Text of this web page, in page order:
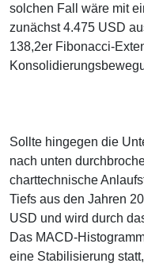
solchen Fall wäre mit
zunächst 4.475 USD
138,2er Fibonacci-
Sollte hingegen die
nach unten
charttechnische
Tiefs aus den Jahren
USD und wird durch
Das MACD-
eine Stabilisierung